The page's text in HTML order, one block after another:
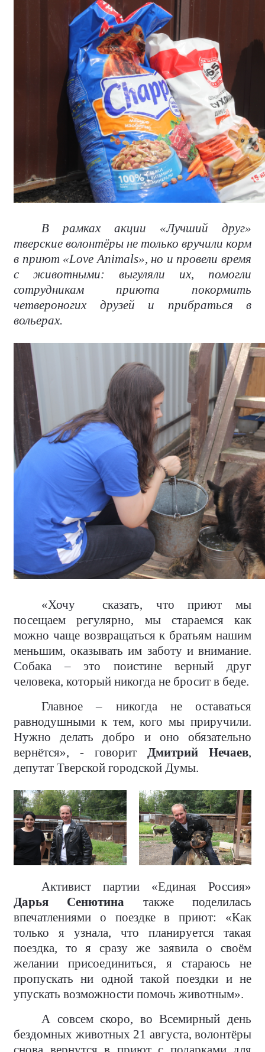
В рамках акции «Лучший друг»
тверские волонтёры не только вручили корм
в приют «Love Animals», но и провели время
с животными: выгуляли их, помогли
сотрудникам приюта покормить
четвероногих друзей и прибраться в
вольерах.
«Хочу
сказать, что приют мы
посещаем регулярно, мы стараемся как
можно чаще возвращаться к братьям нашим
меньшим, оказывать им заботу и внимание.
Собака – это поистине верный друг
человека, который никогда не бросит в беде.
Главное – никогда не оставаться
равнодушными к тем, кого мы приручили.
Нужно делать добро и оно обязательно
вернётся», - говорит Дмитрий Нечаев,
депутат Тверской городской Думы.
Активист партии «Единая Россия»
Дарья Сенютина также поделилась
впечатлениями о поездке в приют: «Как
только я узнала, что планируется такая
поездка, то я сразу же заявила о своём
желании присоединиться, я стараюсь не
пропускать ни одной такой поездки и не
упускать возможности помочь животным».
А совсем скоро, во Всемирный день
бездомных животных 21 августа, волонтёры